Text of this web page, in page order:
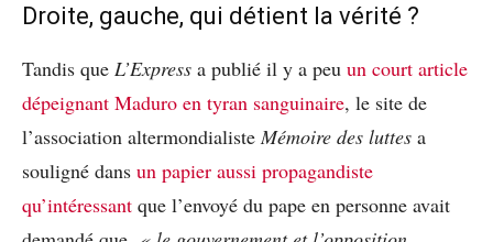
Droite, gauche, qui détient la vérité ?
Tandis que L’Express a publié il y a peu un court article
dépeignant Maduro en tyran sanguinaire, le site de
l’association altermondialiste Mémoire des luttes a
souligné dans un papier aussi propagandiste
qu’intéressant que l’envoyé du pape en personne avait